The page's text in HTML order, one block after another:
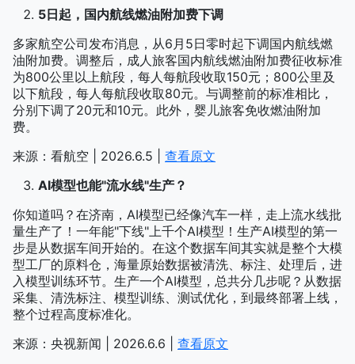
5日起，国内航线燃油附加费下调
多家航空公司发布消息，从6月5日零时起下调国内航线燃
油附加费。调整后，成人旅客国内航线燃油附加费征收标准
为800公里以上航段，每人每航段收取150元；800公里及
以下航段，每人每航段收取80元。与调整前的标准相比，
分别下调了20元和10元。此外，婴儿旅客免收燃油附加
费。
来源：看航空 | 2026.6.5 | 查看原文
AI模型也能"流水线"生产？
你知道吗？在济南，AI模型已经像汽车一样，走上流水线批
量生产了！一年能"下线"上千个AI模型！生产AI模型的第一
步是从数据车间开始的。在这个数据车间其实就是整个大模
型工厂的原料仓，海量原始数据被清洗、标注、处理后，进
入模型训练环节。生产一个AI模型，总共分几步呢？从数据
采集、清洗标注、模型训练、测试优化，到最终部署上线，
整个过程高度标准化。
来源：央视新闻 | 2026.6.6 | 查看原文